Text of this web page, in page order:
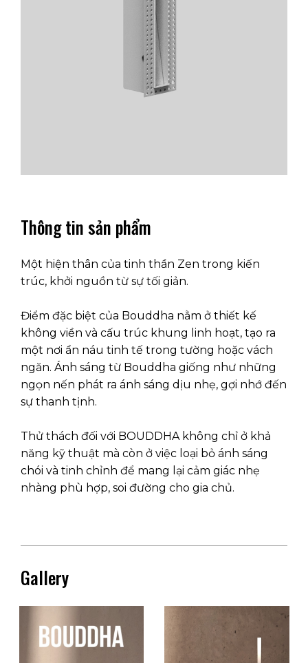
Thông tin sản phẩm
Một hiện thân của tinh thần Zen trong kiến ​​
trúc, khởi nguồn từ sự tối giản.
Điểm đặc biệt của Bouddha nằm ở thiết kế
không viền và cấu trúc khung linh hoạt, tạo ra
một nơi ẩn náu tinh tế trong tường hoặc vách
ngăn. Ánh sáng từ Bouddha giống như những
ngọn nến phát ra ánh sáng dịu nhẹ, gợi nhớ đến
sự thanh tịnh.
Thử thách đối với BOUDDHA không chỉ ở khả
năng kỹ thuật mà còn ở việc loại bỏ ánh sáng
chói và tinh chỉnh để mang lại cảm giác nhẹ
nhàng phù hợp, soi đường cho gia chủ.
Gallery